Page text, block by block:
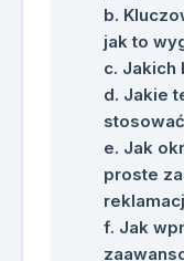
jak to
Jakich
Jakie
Jak
proste
Jak